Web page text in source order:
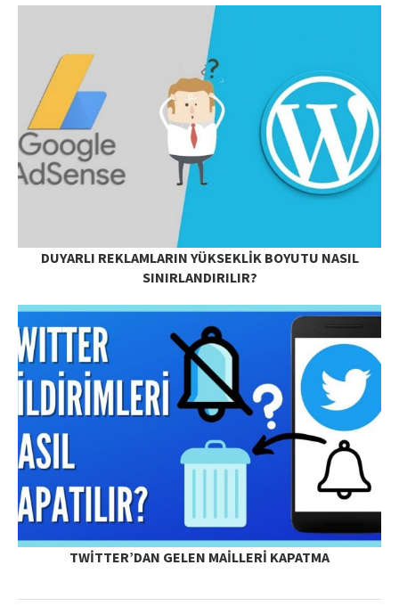
DUYARLI REKLAMLARIN YÜKSEKLIK BOYUTU NASIL
SINIRLANDIRILIR?
TWITTER’DAN GELEN MAILLERI KAPATMA